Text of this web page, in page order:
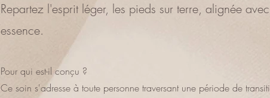
Repartez l'esprit léger, les pieds sur terre, alignée
essence.
Pour qui est-il conçu ?
Ce soin s'adresse à toute personne traversant une période de